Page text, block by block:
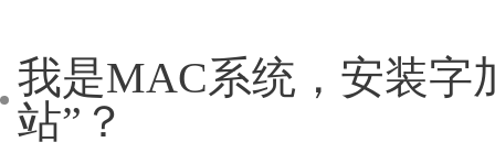
我是MAC系统，安装字
站”？